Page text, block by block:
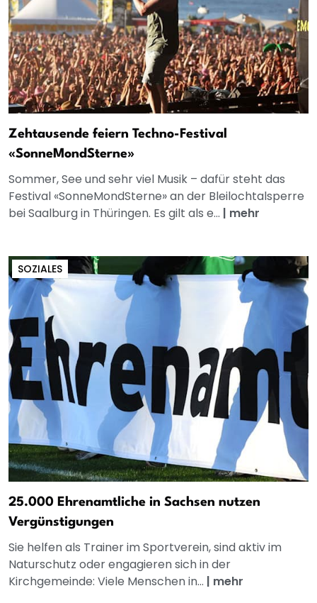
Zehtausende feiern Techno-Festival
«SonneMondSterne»
Sommer, See und sehr viel Musik – dafür steht das
Festival «SonneMondSterne» an der Bleilochtalsperre
bei Saalburg in Thüringen. Es gilt als e... | mehr
SOZIALES
25.000 Ehrenamtliche in Sachsen nutzen
Vergünstigungen
Sie helfen als Trainer im Sportverein, sind aktiv im
Naturschutz oder engagieren sich in der
Kirchgemeinde: Viele Menschen in... | mehr